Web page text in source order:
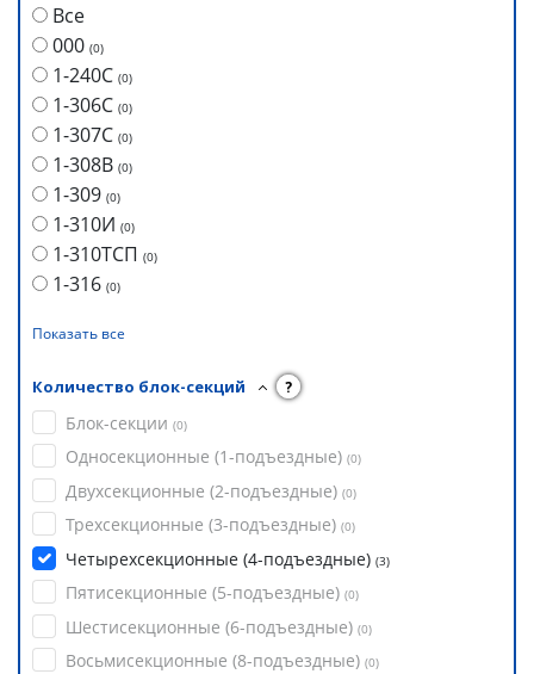
Все
000 (0)
1-240С (0)
1-306С (0)
1-307С (0)
1-308В (0)
1-309 (0)
1-310И (0)
1-310ТСП (0)
1-316 (0)
Показать все
Количество блок-секций ?
Блок-секции (0)
Односекционные (1-подъездные) (0)
Двухсекционные (2-подъездные) (0)
Трехсекционные (3-подъездные) (0)
Четырехсекционные (4-подъездные) (3)
Пятисекционные (5-подъездные) (0)
Шестисекционные (6-подъездные) (0)
Восьмисекционные (8-подъездные) (0)